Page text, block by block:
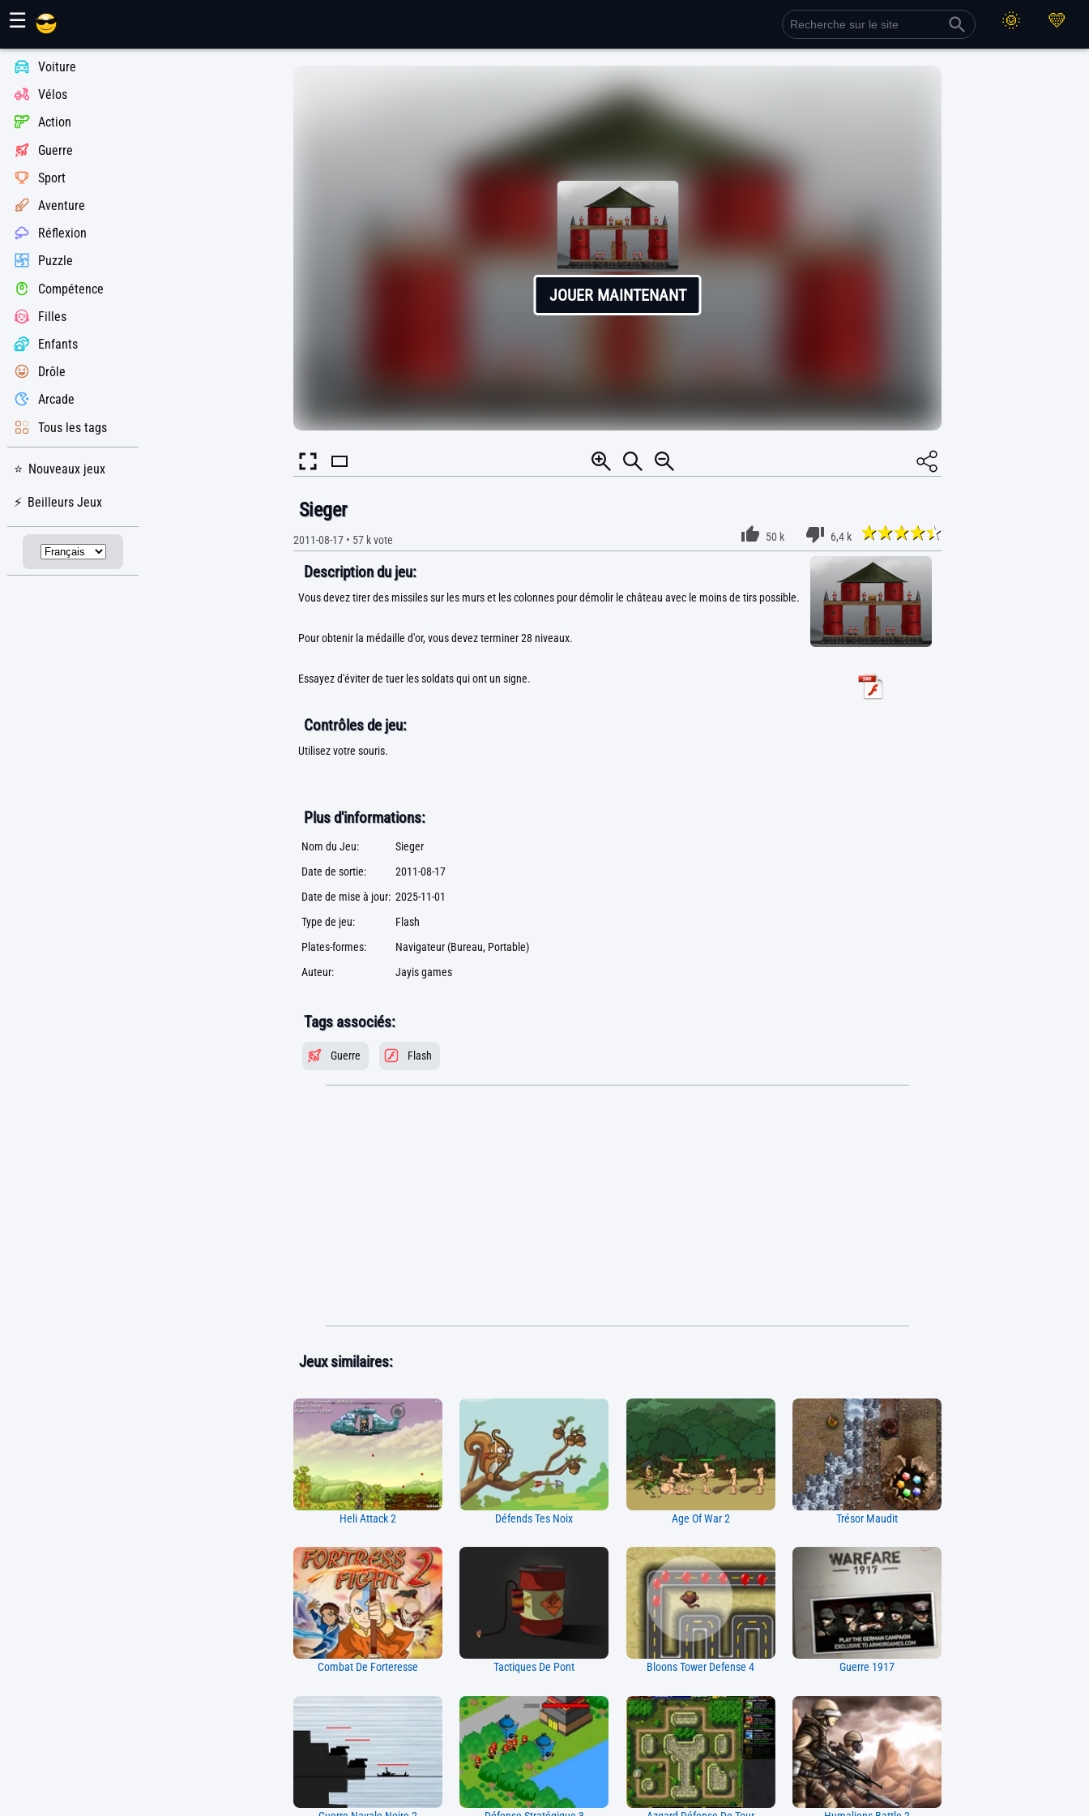
☰
Voiture
Vélos
Action
Guerre
Sport
Aventure
Réflexion
Puzzle
Compétence
Filles
Enfants
Drôle
Arcade
Tous les tags
Nouveaux jeux
Beilleurs Jeux
JOUER MAINTENANT
Sieger
2011-08-17• 57 kvote 50 k 6,4 k
Description du jeu:
Vous devez tirer des missiles sur les murs et les colonnes pour démolir le château avec le moins de tirs possible.
Pour obtenir la médaille d'or, vous devez terminer 28 niveaux.
Essayez d'éviter de tuer les soldats qui ont un signe.
Contrôles de jeu:
Utilisez votre souris.
Plus d'informations:
Nom du Jeu:
Sieger
Date de sortie:
2011-08-17
Date de mise à jour: 2025-11-01
Type de jeu:
Flash
Plates-formes:
Navigateur (Bureau, Portable)
Auteur:
Jayis games
Tags associés:
Guerre Flash
Jeux similaires:
Heli Attack 2 Défends Tes Noix Age Of War 2 Trésor Maudit
Combat De Forteresse Tactiques De Pont Bloons Tower Defense 4 Guerre 1917